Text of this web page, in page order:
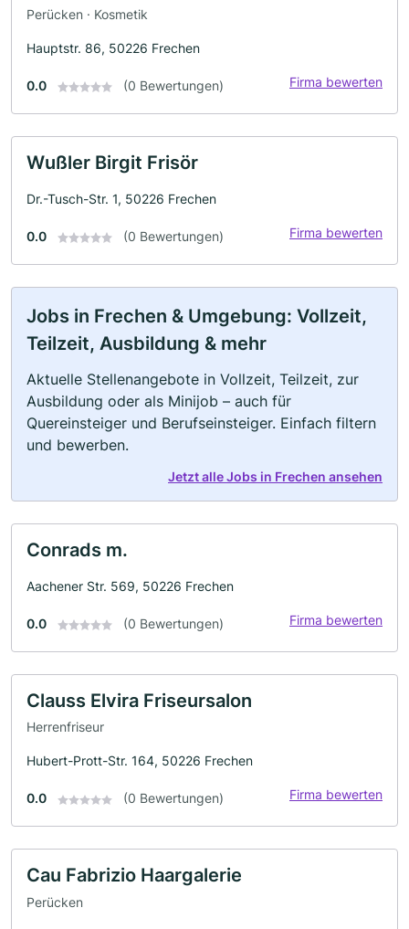
Perücken · Kosmetik
Hauptstr. 86, 50226 Frechen
0.0 (0 Bewertungen) Firma bewerten
Wußler Birgit Frisör
Dr.-Tusch-Str. 1, 50226 Frechen
0.0 (0 Bewertungen) Firma bewerten
Jobs in Frechen & Umgebung: Vollzeit,
Teilzeit, Ausbildung & mehr
Aktuelle Stellenangebote in Vollzeit, Teilzeit, zur
Ausbildung oder als Minijob – auch für
Quereinsteiger und Berufseinsteiger. Einfach filtern
und bewerben.
Jetzt alle Jobs in Frechen ansehen
Conrads m.
Aachener Str. 569, 50226 Frechen
0.0 (0 Bewertungen) Firma bewerten
Clauss Elvira Friseursalon
Herrenfriseur
Hubert-Prott-Str. 164, 50226 Frechen
0.0 (0 Bewertungen) Firma bewerten
Cau Fabrizio Haargalerie
Perücken